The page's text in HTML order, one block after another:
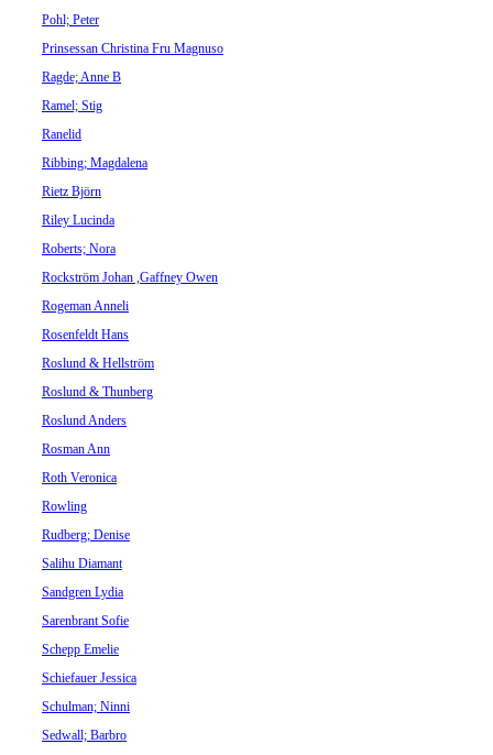
Pohl; Peter
Prinsessan Christina Fru Magnuso
Ragde; Anne B
Ramel; Stig
Ranelid
Ribbing; Magdalena
Rietz Björn
Riley Lucinda
Roberts; Nora
Rockström Johan ,Gaffney Owen
Rogeman Anneli
Rosenfeldt Hans
Roslund & Hellström
Roslund & Thunberg
Roslund Anders
Rosman Ann
Roth Veronica
Rowling
Rudberg; Denise
Salihu Diamant
Sandgren Lydia
Sarenbrant Sofie
Schepp Emelie
Schiefauer Jessica
Schulman; Ninni
Sedwall; Barbro